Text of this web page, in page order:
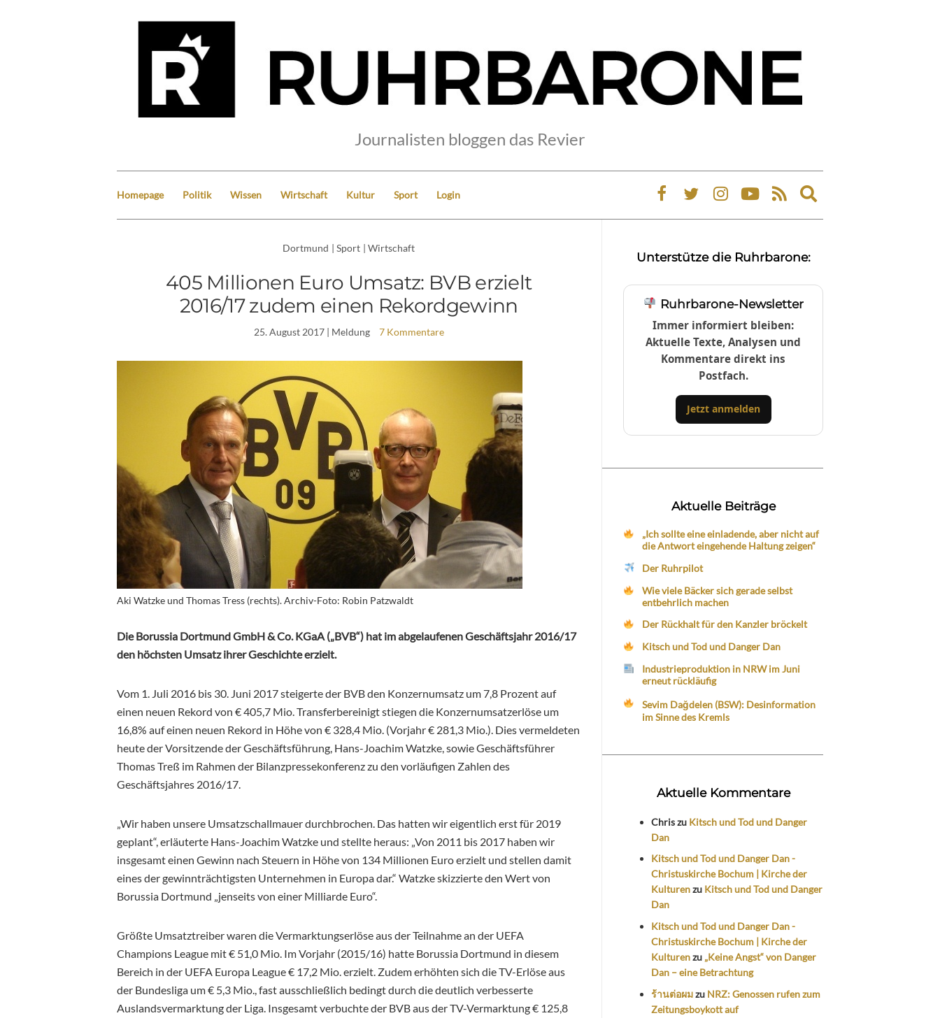
Journalisten bloggen das Revier
Homepage Politik Wissen Wirtschaft Kultur Sport Login
Expand
search
Dortmund | Sport | Wirtschaft
405 Millionen Euro Umsatz: BVB erzielt
2016/17 zudem einen Rekordgewinn
25. August 2017| Meldung 7 Kommentare
Aki Watzke und Thomas Tress (rechts). Archiv-Foto: Robin Patzwaldt
Die Borussia Dortmund GmbH & Co. KGaA („BVB“) hat im abgelaufenen Geschäftsjahr 2016/17
den höchsten Umsatz ihrer Geschichte erzielt.
Vom 1. Juli 2016 bis 30. Juni 2017 steigerte der BVB den Konzernumsatz um 7,8 Prozent auf
einen neuen Rekord von € 405,7 Mio. Transferbereinigt stiegen die Konzernumsatzerlöse um
16,8% auf einen neuen Rekord in Höhe von € 328,4 Mio. (Vorjahr € 281,3 Mio.). Dies vermeldeten
heute der Vorsitzende der Geschäftsführung, Hans-Joachim Watzke, sowie Geschäftsführer
Thomas Treß im Rahmen der Bilanzpressekonferenz zu den vorläufigen Zahlen des
Geschäftsjahres 2016/17.
„Wir haben unsere Umsatzschallmauer durchbrochen. Das hatten wir eigentlich erst für 2019
geplant“, erläuterte Hans-Joachim Watzke und stellte heraus: „Von 2011 bis 2017 haben wir
insgesamt einen Gewinn nach Steuern in Höhe von 134 Millionen Euro erzielt und stellen damit
eines der gewinnträchtigsten Unternehmen in Europa dar.“ Watzke skizzierte den Wert von
Borussia Dortmund „jenseits von einer Milliarde Euro“.
Größte Umsatztreiber waren die Vermarktungserlöse aus der Teilnahme an der UEFA
Champions League mit € 51,0 Mio. Im Vorjahr (2015/16) hatte Borussia Dortmund in diesem
Bereich in der UEFA Europa League € 17,2 Mio. erzielt. Zudem erhöhten sich die TV-Erlöse aus
der Bundesliga um € 5,3 Mio., fast ausschließlich bedingt durch die deutlich verbesserte
Auslandsvermarktung der Liga. Insgesamt verbuchte der BVB aus der TV-Vermarktung € 125,8
Unterstütze die Ruhrbarone:
Ruhrbarone-Newsletter
Immer informiert bleiben:
Aktuelle Texte, Analysen und
Kommentare direkt ins
Postfach.
Jetzt anmelden
Aktuelle Beiträge
„Ich sollte eine einladende, aber nicht auf
die Antwort eingehende Haltung zeigen“
Der Ruhrpilot
Wie viele Bäcker sich gerade selbst
entbehrlich machen
Der Rückhalt für den Kanzler bröckelt
Kitsch und Tod und Danger Dan
Industrieproduktion in NRW im Juni
erneut rückläufig
Sevim Dağdelen (BSW): Desinformation
im Sinne des Kremls
Aktuelle Kommentare
Chriszu Kitsch und Tod und Danger
Dan
Kitsch und Tod und Danger Dan -
Christuskirche Bochum | Kirche der
Kulturenzu Kitsch und Tod und Danger
Dan
Kitsch und Tod und Danger Dan -
Christuskirche Bochum | Kirche der
Kulturenzu „Keine Angst“ von Danger
Dan – eine Betrachtung
ร้านต่อผมzu NRZ: Genossen rufen zum
Zeitungsboykott auf